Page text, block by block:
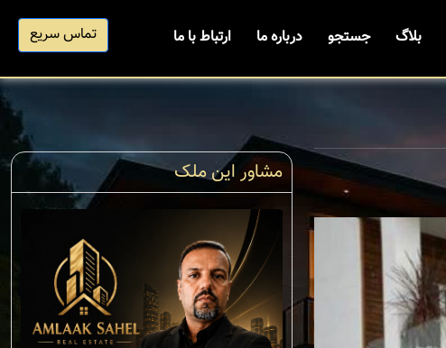
بلاگ جستجو درباره ما ارتباط با ما تماس سریع
مشاور این ملک